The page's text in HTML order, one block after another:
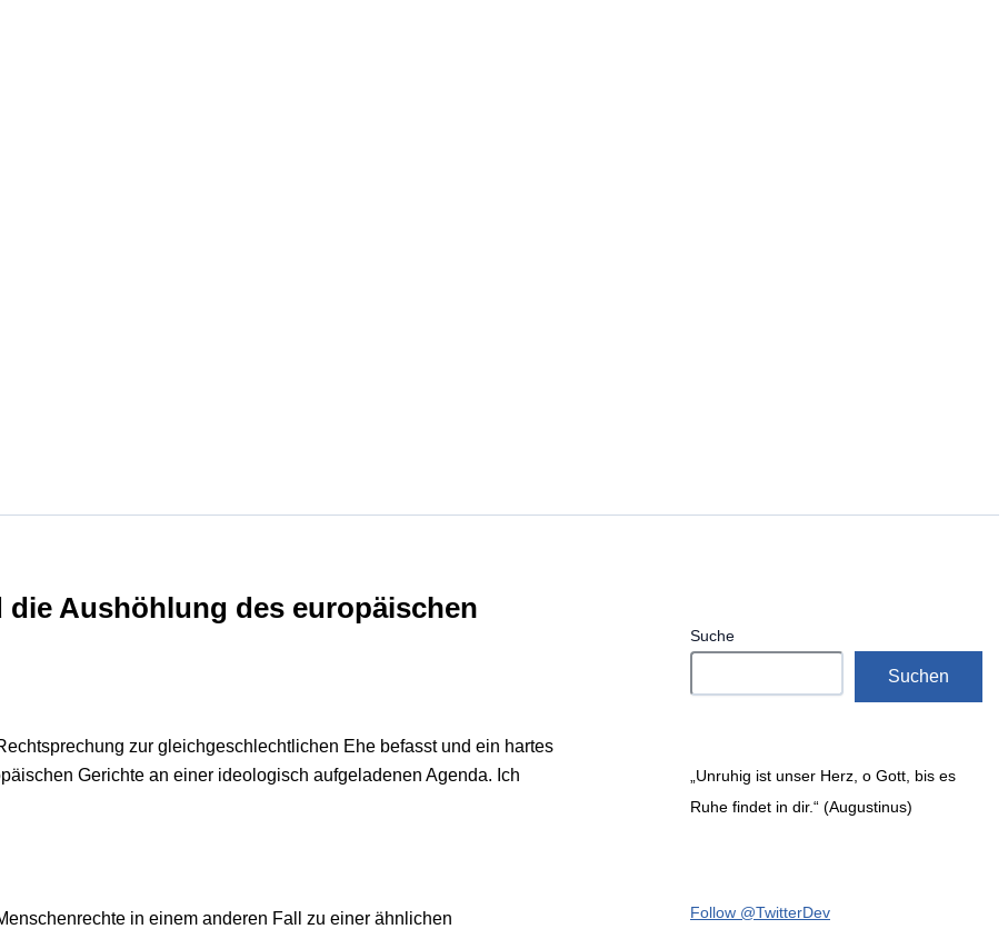
Aushöhlung des europäischen
zur gleichgeschlechtlichen Ehe befasst und ein hartes
Gerichte an einer ideologisch aufgeladenen Agenda. Ich
in einem anderen Fall zu einer ähnlichen
Suche
Suchen
„Unruhig ist unser Herz, o Gott, bis es
Ruhe findet in dir.“ (Augustinus)
Follow @TwitterDev